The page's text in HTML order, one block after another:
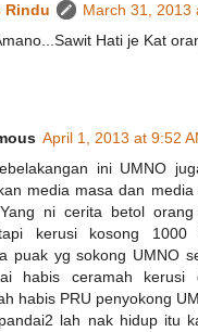
Rindu
March 31, 2013
Hati je Kat
April 1, 2013 at 9:52
ini UMNO
media masa dan
ni cerita betol
kerusi kosong 1000
puak yg sokong UMNO
habis ceramah kerusi
habis PRU penyokong
lah nak hidup itu